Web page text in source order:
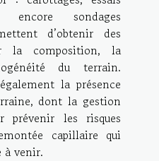
encore sondages
d’obtenir des
la composition, la
du terrain.
la présence
dont la gestion
prévenir les risques
capillaire qui
à venir.